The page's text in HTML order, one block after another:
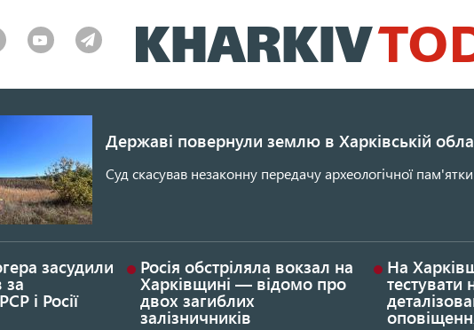
до
основного
Державі повернули землю в Харківській
Суд скасував незаконну передачу археологічної
засудили
за
і Росії
Росія обстріляла вокзал на
Харківщині — відомо про
двох загиблих
залізничників
На
тестувати